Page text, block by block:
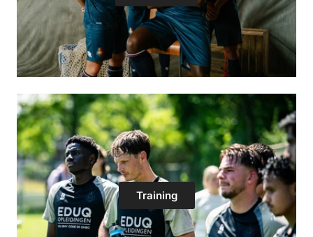
Training